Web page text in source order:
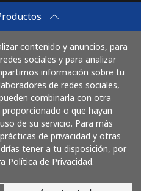
contenido y anuncios, para
sociales y para analizar
información sobre tu
de redes sociales,
combinarla con otra
o que hayan
de su servicio. Para más
de privacidad y otras
tener a tu disposición, por
Política de Privacidad.
con